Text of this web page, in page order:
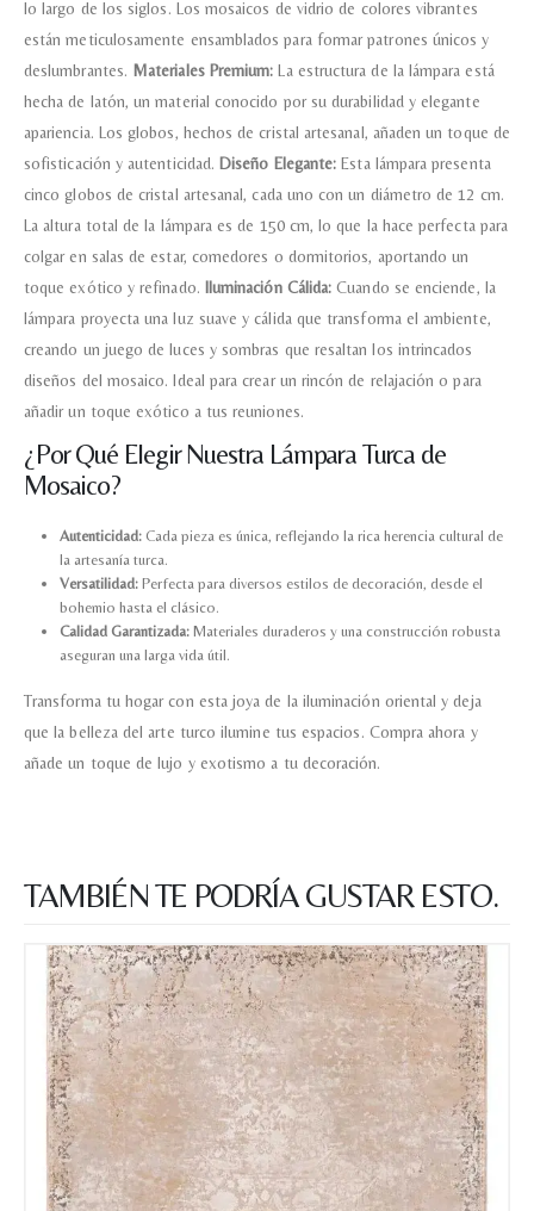
lo largo de los siglos. Los mosaicos de vidrio de colores vibrantes
están meticulosamente ensamblados para formar patrones únicos y
deslumbrantes. Materiales Premium: La estructura de la lámpara está
hecha de latón, un material conocido por su durabilidad y elegante
apariencia. Los globos, hechos de cristal artesanal, añaden un toque de
sofisticación y autenticidad. Diseño Elegante: Esta lámpara presenta
cinco globos de cristal artesanal, cada uno con un diámetro de 12 cm.
La altura total de la lámpara es de 150 cm, lo que la hace perfecta para
colgar en salas de estar, comedores o dormitorios, aportando un
toque exótico y refinado. Iluminación Cálida: Cuando se enciende, la
lámpara proyecta una luz suave y cálida que transforma el ambiente,
creando un juego de luces y sombras que resaltan los intrincados
diseños del mosaico. Ideal para crear un rincón de relajación o para
añadir un toque exótico a tus reuniones.
¿Por Qué Elegir Nuestra Lámpara Turca de
Mosaico?
Autenticidad:Cada pieza es única, reflejando la rica herencia cultural de
la artesanía turca.
Versatilidad:Perfecta para diversos estilos de decoración, desde el
bohemio hasta el clásico.
Calidad Garantizada:Materiales duraderos y una construcción robusta
aseguran una larga vida útil.
Transforma tu hogar con esta joya de la iluminación oriental y deja
que la belleza del arte turco ilumine tus espacios. Compra ahora y
añade un toque de lujo y exotismo a tu decoración.
TAMBIÉN TE PODRÍA GUSTAR ESTO.
Nombre y apellido*
Teléfono
Correo electronico *
Nombre y Referencia del producto *
Doy mi consentimiento para que
esta web almacene la
Recibir mi oferta